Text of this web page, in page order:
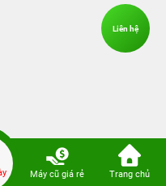
Máy cũ giá rẻ Trang chủ
Liên hệ